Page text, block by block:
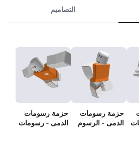
التصاميم
حزمة رسومات
الدمى - الرسوم
حزمة رسومات
الدمى - رسومات